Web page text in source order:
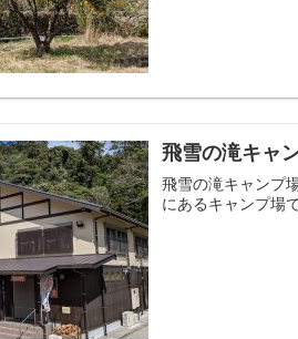
飛雪の滝キャ
飛雪の滝キャンプ
にあるキャンプ場